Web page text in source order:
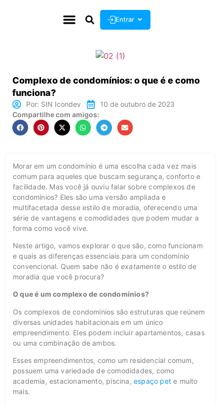
Entrar
Complexo de condomínios: o que é e como
funciona?
Por: SIN Icondev
10 de outubro de 2023
Compartilhe com amigos:
Morar em um condomínio é uma escolha cada vez mais
comum para aqueles que buscam segurança, conforto e
facilidade. Mas você já ouviu falar sobre complexos de
condomínios? Eles são uma versão ampliada e
multifacetada desse estilo de moradia, oferecendo uma
série de vantagens e comodidades que podem mudar a
forma como você vive.
Neste artigo, vamos explorar o que são, como funcionam
e quais as diferenças essenciais para um condomínio
convencional. Quem sabe não é exatamenteo estilo de
moradia que você procura?
O que é um complexo de condomínios?
Os complexos de condomínios são estruturas que reúnem
diversas unidades habitacionais em um único
empreendimento. Eles podem incluir apartamentos, casas
ou uma combinação de ambos.
Esses empreendimentos, como um residencial comum,
possuem uma variedade de comodidades, como
academia, estacionamento, piscina, espaço pet e muito
mais.